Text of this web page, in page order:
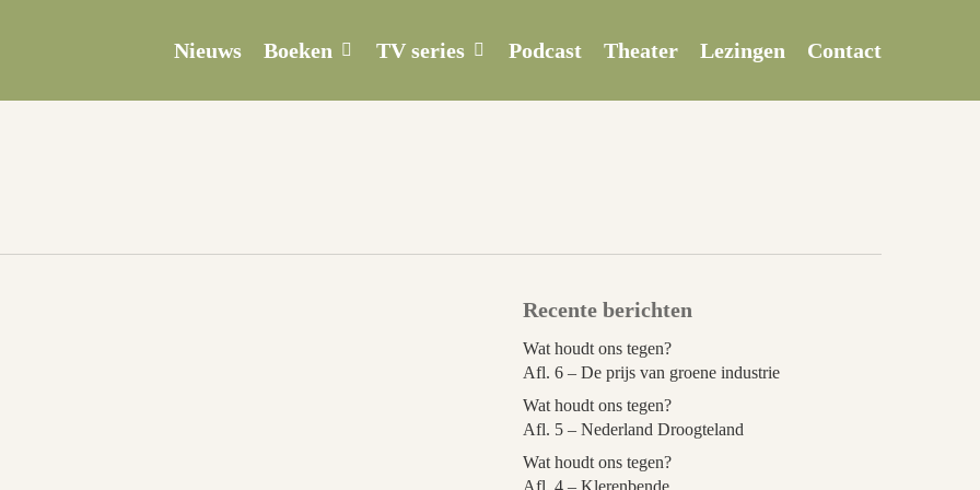
Nieuws Boeken TV series Podcast Theater Lezingen Contact
Recente berichten
Wat houdt ons tegen?
Afl. 6 – De prijs van groene industrie
Wat houdt ons tegen?
Afl. 5 – Nederland Droogteland
Wat houdt ons tegen?
Afl. 4 – Klerenbende